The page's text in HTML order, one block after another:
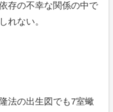
存の不幸な関係の中で
れない。
法の出生図でも7室蠍